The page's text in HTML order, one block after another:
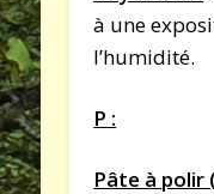
à une
l’humidité.
P :
Pâte à polir